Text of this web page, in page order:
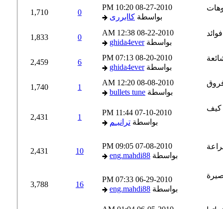
08-27-2010
10:20 PM
بواسطةكاابررى
1,710
08-22-2010
12:38 AM
بواسطةghida4ever
1,833
08-20-2010
07:13 PM
بواسطةghida4ever
2,459
08-08-2010
12:20 AM
بواسطةbullets tune
1,740
07-10-2010
11:44 PM
بواسطةترانيـم
2,431
07-08-2010
09:05 PM
بواسطةeng.mahdi88
10
2,431
06-29-2010
07:33 PM
بواسطةeng.mahdi88
16
3,788